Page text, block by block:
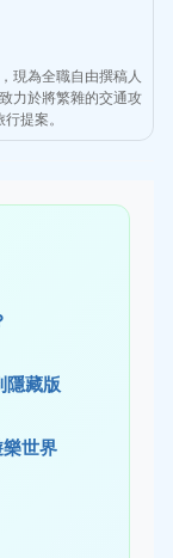
現為全職自由撰稿人
力於將繁雜的交通攻
提案。
隱藏版
世界